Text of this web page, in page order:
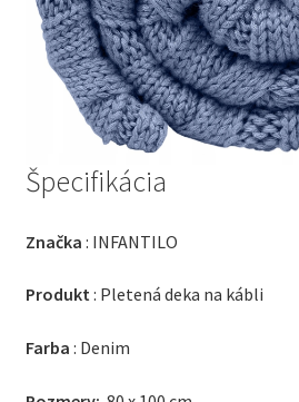
Špecifikácia
Značka : INFANTILO
Produkt: Pletená deka na kábli
Farba : Denim